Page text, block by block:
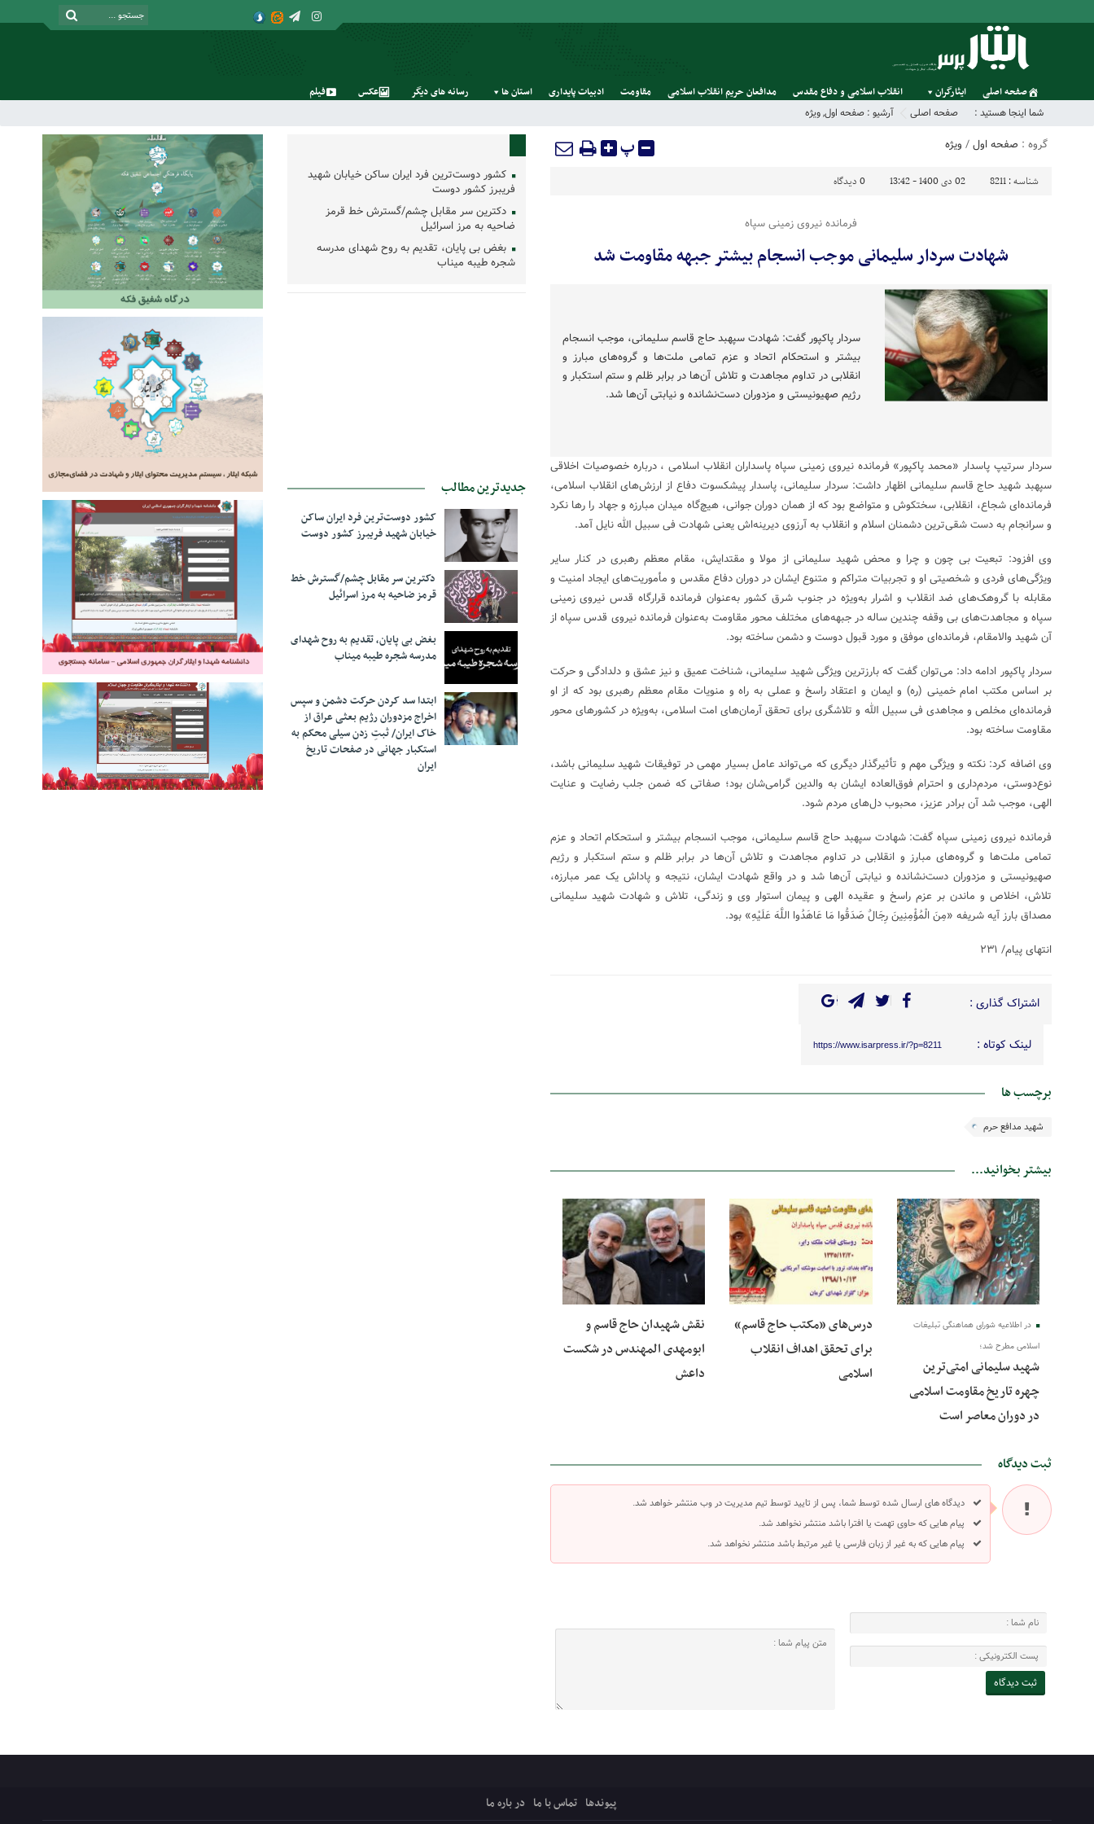
صفحه اصلی ایثارگران انقلاب اسلامی و دفاع مقدس مدافعان حریم انقلاب اسلامی مقاومت ادبیات پایداری استان‌ ها رسانه‌ های‌ دیگر عکس فیلم
شما اینجا هستید : صفحه اصلی آرشیو : صفحه اول,ویژه
گروه : صفحه اول/ ویژه پ
شناسه : 8211 02 دی 1400 - 13:42 0 دیدگاه
فرمانده نیروی زمینی سپاه
شهادت سردار سلیمانی موجب انسجام بیشتر جبهه مقاومت شد
سردار پاکپور گفت: شهادت سپهبد حاج قاسم سلیمانی، موجب انسجام
بیشتر و استحکام اتحاد و عزم تمامی ملت‌ها و گروه‌های مبارز و
انقلابی در تداوم مجاهدت و تلاش آن‌ها در برابر ظلم و ستم استکبار و
رژیم صهیونیستی و مزدوران دست‌نشانده و نیابتی آن‌ها شد.
سردار سرتیپ پاسدار «محمد پاکپور» فرمانده نیروی زمینی سپاه پاسداران انقلاب اسلامی ، درباره خصوصیات اخلاقی
سپهبد شهید حاج قاسم سلیمانی اظهار داشت: سردار سلیمانی، پاسدار پیشکسوت دفاع از ارزش‌های انقلاب اسلامی،
فرمانده‌ای شجاع، انقلابی، سختکوش و متواضع بود که از همان دوران جوانی، هیچ‌گاه میدان مبارزه و جهاد را رها نکرد
و سرانجام به دست شقی‌ترین دشمنان اسلام و انقلاب به آرزوی دیرینه‌اش یعنی شهادت فی سبیل الله نایل آمد.
وی افزود: تبعیت بی چون و چرا و محض شهید سلیمانی از مولا و مقتدایش، مقام معظم رهبری در کنار سایر
ویژگی‌های فردی و شخصیتی او و تجربیات متراکم و متنوع ایشان در دوران دفاع مقدس و مأموریت‌های ایجاد امنیت و
مقابله با گروهک‌های ضد انقلاب و اشرار به‌ویژه در جنوب شرق کشور به‌عنوان فرمانده قرارگاه قدس نیروی زمینی
سپاه و مجاهدت‌های بی وقفه چندین ساله در جبهه‌های مختلف محور مقاومت به‌عنوان فرمانده نیروی قدس سپاه از
آن شهید والامقام، فرمانده‌ای موفق و مورد قبول دوست و دشمن ساخته بود.‌
سردار پاکپور ادامه داد: می‌توان گفت که بارزترین ویژگی شهید سلیمانی، شناخت عمیق و نیز عشق و دلدادگی و حرکت
بر اساس مکتب امام خمینی (ره) و ایمان و اعتقاد راسخ و عملی به راه و منویات مقام معظم رهبری بود که از او
فرمانده‌ای مخلص و مجاهدی فی سبیل الله و تلاشگری برای تحقق آرمان‌های امت اسلامی، به‌ویژه در کشور‌های محور
مقاومت ساخته بود.
وی اضافه کرد: نکته و ویژگی مهم و تأثیرگذار دیگری که می‌تواند عامل بسیار مهمی در توفیقات شهید سلیمانی باشد،
نوع‌دوستی، مردم‌داری و احترام فوق‌العاده ایشان به والدین گرامی‌شان بود؛ صفاتی که ضمن جلب رضایت و عنایت
الهی، موجب شد آن برادر عزیز، محبوب دل‌های مردم شود.
فرمانده نیروی زمینی سپاه گفت: شهادت سپهبد حاج قاسم سلیمانی، موجب انسجام بیشتر و استحکام اتحاد و عزم
تمامی ملت‌ها و گروه‌های مبارز و انقلابی در تداوم مجاهدت و تلاش آن‌ها در برابر ظلم و ستم استکبار و رژیم
صهیونیستی و مزدوران دست‌نشانده و نیابتی آن‌ها شد و در واقع شهادت ایشان، نتیجه و پاداش یک عمر مبارزه،
تلاش، اخلاص و ماندن بر عزم راسخ و عقیده الهی و پیمان استوار وی و زندگی، تلاش و شهادت شهید سلیمانی
مصداق بارز آیه شریفه «مِنَ الْمُؤْمِنِینَ رِجَالٌ صَدَقُوا مَا عَاهَدُوا اللَّهَ عَلَیْهِ» بود.
انتهای پیام/ ۲۳۱
اشتراک گذاری :
لینک کوتاه : https://www.isarpress.ir/?p=8211
برچسب ها
شهید مدافع حرم
بیشتر بخوانید...
13 دی 1400
در اطلاعیه شورای هماهنگی تبلیغات
اسلامی مطرح شد؛
شهید سلیمانی امتی‌ترین
چهره تاریخ مقاومت اسلامی
در دوران معاصر است
13 دی 1400
درس‌های «مکتب حاج قاسم»
برای تحقق اهداف انقلاب
اسلامی
نقش شهیدان حاج قاسم و
ابومهدی المهندس در شکست
داعش
ثبت دیدگاه
دیدگاه های ارسال شده توسط شما، پس از تایید توسط تیم مدیریت در وب منتشر خواهد شد.
پیام هایی که حاوی تهمت یا افترا باشد منتشر نخواهد شد.
پیام هایی که به غیر از زبان فارسی یا غیر مرتبط باشد منتشر نخواهد شد.
کشور دوست‌ترین فرد ایران ساکن خیابان شهید
فریبرز کشور دوست
دکترین سر مقابل چشم/گسترش خط قرمز
ضاحیه به مرز اسرائیل
بغض بی پایان، تقدیم به روح شهدای مدرسه
شجره طیبه میناب
جدیدترین مطالب
کشور دوست‌ترین فرد ایران ساکن
خیابان شهید فریبرز کشور دوست
دکترین سر مقابل چشم/گسترش خط
قرمز ضاحیه به مرز اسرائیل
بغض بی پایان، تقدیم به روح شهدای
مدرسه شجره طیبه میناب
ابتدا سد کردن حرکت دشمن و سپس
اخراج مزدوران رژیم بعثی عراق از
خاک ایران/ ثبتِ زدن سیلی محکم به
استکبار جهانی در صفحات تاریخ
ایران
پیوندها تماس با ما در باره ما